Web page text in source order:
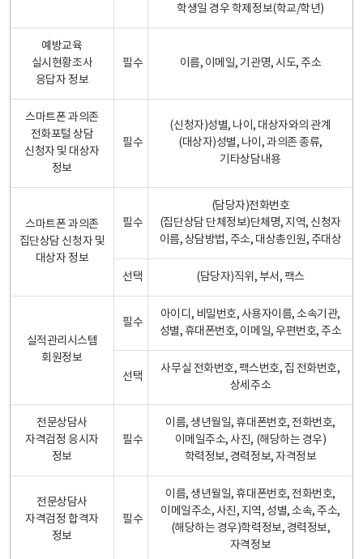
학생일 경우 학제정보(학교/학년)
예방교육
실시현황조사
응답자 정보
필수 이름, 이메일, 기관명, 시도, 주소
스마트폰 과의존
전화포털 상담
신청자 및 대상자
정보
필수
(신청자)성별, 나이, 대상자와의 관계
(대상자)성별, 나이, 과의존 종류,
기타상담내용
스마트폰 과의존
집단상담 신청자 및
대상자 정보
필수
(담당자)전화번호
(집단상담 단체정보)단체명, 지역, 신청자
이름, 상담방법, 주소, 대상총인원, 주대상
선택 (담당자)직위, 부서, 팩스
실적관리시스템
회원정보
필수
아이디, 비밀번호, 사용자이름, 소속기관,
성별, 휴대폰번호, 이메일, 우편번호, 주소
선택
사무실 전화번호, 팩스번호, 집 전화번호,
상세주소
전문상담사
자격검정 응시자
정보
필수
이름, 생년월일, 휴대폰번호, 전화번호,
이메일주소, 사진, (해당하는 경우)
학력정보, 경력정보, 자격정보
전문상담사
자격검정 합격자
정보
필수
이름, 생년월일, 휴대폰번호, 전화번호,
이메일주소, 사진, 지역, 성별, 소속, 주소,
(해당하는 경우)학력정보, 경력정보,
자격정보